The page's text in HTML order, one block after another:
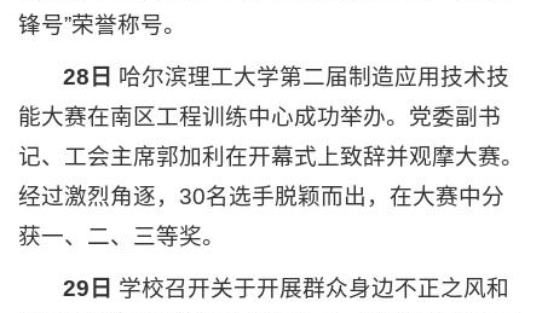
锋号”荣誉称号。
28日 哈尔滨理工大学第二届制造应用技术技
能大赛在南区工程训练中心成功举办。党委副书
记、工会主席郭加利在开幕式上致辞并观摩大赛。
经过激烈角逐，30名选手脱颖而出，在大赛中分
获一、二、三等奖。
29日 学校召开关于开展群众身边不正之风和